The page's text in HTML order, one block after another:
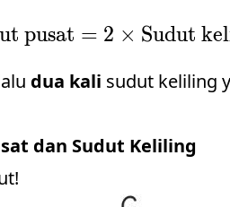
pusat = 2 × Sudut
dua kali sudut keliling
dan Sudut Keliling